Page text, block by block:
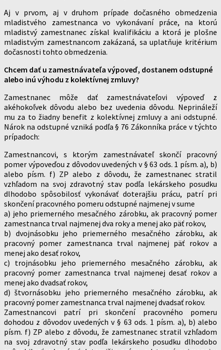
Aj v prvom, aj v druhom prípade dočasného obmedzenia
mladistvého zamestnanca vo vykonávaní práce, na ktorú
mladistvý zamestnanec získal kvalifikáciu a ktorá je plošne
mladistvým zamestnancom zakázaná, sa uplatňuje kritérium
dočasnosti tohto obmedzenia.
Chcem dať u zamestnávateľa výpoveď, dostanem odstupné
alebo inú výhodu z kolektívnej zmluvy?
Zamestnanec môže dať zamestnávateľovi výpoveď z
akéhokoľvek dôvodu alebo bez uvedenia dôvodu. Neprináleží
mu za to žiadny benefit z kolektívnej zmluvy a ani odstupné.
Nárok na odstupné vzniká podľa § 76 Zákonníka práce v týchto
prípadoch:
Zamestnancovi, s ktorým zamestnávateľ skončí pracovný
pomer výpoveďou z dôvodov uvedených v § 63 ods. 1 písm. a), b)
alebo písm. f) ZP alebo z dôvodu, že zamestnanec stratil
vzhľadom na svoj zdravotný stav podľa lekárskeho posudku
dlhodobo spôsobilosť vykonávať doterajšiu prácu, patrí pri
skončení pracovného pomeru odstupné najmenej v sume
a) jeho priemerného mesačného zárobku, ak pracovný pomer
zamestnanca trval najmenej dva roky a menej ako päť rokov,
b) dvojnásobku jeho priemerného mesačného zárobku, ak
pracovný pomer zamestnanca trval najmenej päť rokov a
menej ako desať rokov,
c) trojnásobku jeho priemerného mesačného zárobku, ak
pracovný pomer zamestnanca trval najmenej desať rokov a
menej ako dvadsať rokov,
d) štvornásobku jeho priemerného mesačného zárobku, ak
pracovný pomer zamestnanca trval najmenej dvadsať rokov.
Zamestnancovi patrí pri skončení pracovného pomeru
dohodou z dôvodov uvedených v § 63 ods. 1 písm. a), b) alebo
písm. f) ZP alebo z dôvodu, že zamestnanec stratil vzhľadom
na svoj zdravotný stav podľa lekárskeho posudku dlhodobo